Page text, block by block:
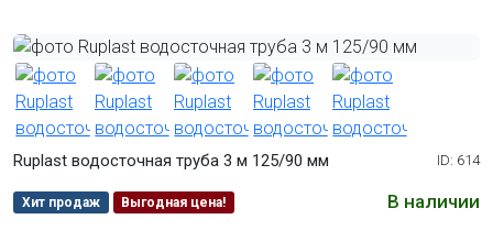
Ruplast водосточная труба 3 м 125/90 мм ID: 614
Хит продаж Выгодная цена! В наличии